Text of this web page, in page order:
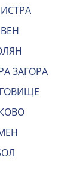
ЗАГОРА